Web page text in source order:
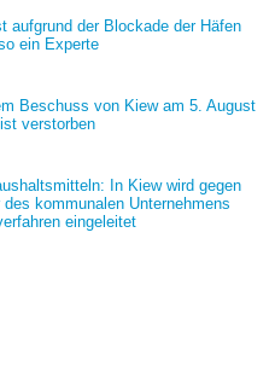
aufgrund der Blockade der Häfen
ein Experte
Beschuss von Kiew am 5. August
verstorben
In Kiew wird gegen
kommunalen Unternehmens
eingeleitet